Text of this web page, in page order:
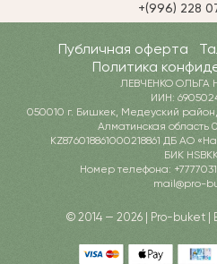
+(996) 228
Публичная оферта
Политика
ЛЕВЧЕНКО ОЛЬГА
ИИН:
050010 г. Бишкек, Медеуский
Алматинская область
KZ876018861000218861 ДБ АО
БИК
Номер телефона:
mail@pro-
© 2014 — 2026 | Pro-buket